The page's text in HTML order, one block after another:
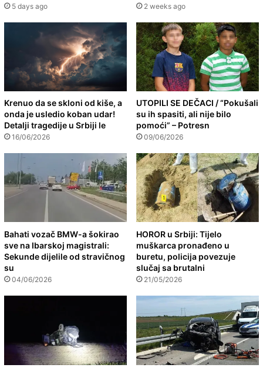
5 days ago 2 weeks ago
Krenuo da se skloni od kiše, a
onda je usledio koban udar!
Detalji tragedije u Srbiji le
16/06/2026
UTOPILI SE DEČACI / “Pokušali
su ih spasiti, ali nije bilo
pomoći” – Potresn
09/06/2026
Bahati vozač BMW-a šokirao
sve na Ibarskoj magistrali:
Sekunde dijelile od stravičnog
su
04/06/2026
HOROR u Srbiji: Tijelo
muškarca pronađeno u
buretu, policija povezuje
slučaj sa brutalni
21/05/2026